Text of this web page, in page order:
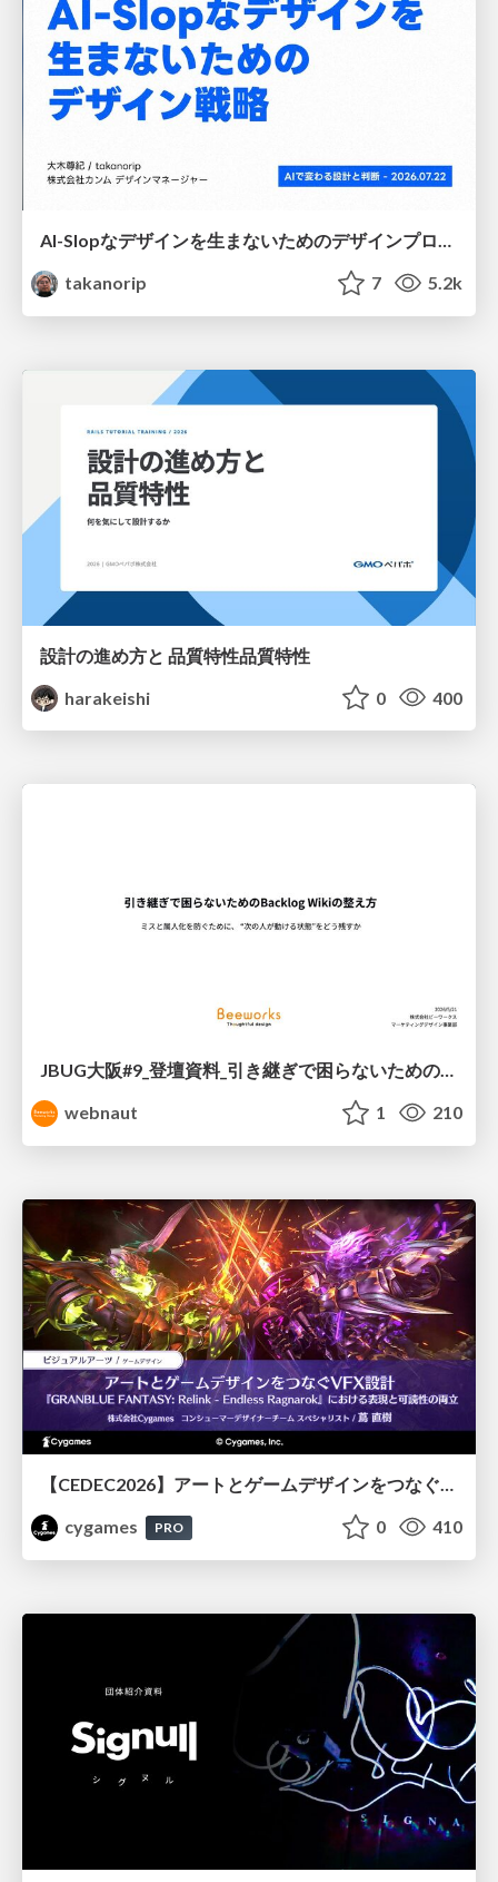
AI-Slopなデザインを生まないためのデザインプロセス戦略
takanorip
7 5.2k
設計の進め方と 品質特性品質特性
harakeishi
0 400
JBUG大阪#9_登壇資料_引き継ぎで困らないためのBacklogWikiの整え方_ミスと属人化を防ぐために、 “次の人が動ける状態”をどう残すか
webnaut
1 210
【CEDEC2026】アートとゲームデザインをつなぐVFX設計『GRANBLUE FANTASY: Relink - Endless Ragnarok』における表現と可読性の両立
cygames
PRO 0 410